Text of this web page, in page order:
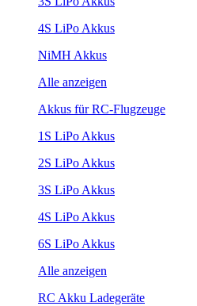
4S LiPo Akkus
NiMH Akkus
Alle anzeigen
Akkus für RC-Flugzeuge
1S LiPo Akkus
2S LiPo Akkus
3S LiPo Akkus
4S LiPo Akkus
6S LiPo Akkus
Alle anzeigen
RC Akku Ladegeräte